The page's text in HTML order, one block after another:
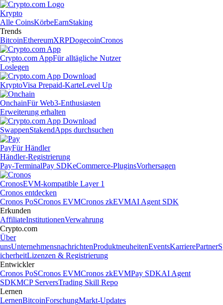
Krypto
Alle CoinsKörbeEarnStaking
Trends
BitcoinEthereumXRPDogecoinCronos
Crypto.com AppFür alltägliche Nutzer
Loslegen
KryptoVisa Prepaid-KarteLevel Up
OnchainFür Web3-Enthusiasten
Erweiterung erhalten
SwappenStakendApps durchsuchen
PayFür Händler
Händler-Registrierung
Pay-TerminalPay SDKeCommerce-PluginsVorhersagen
CronosEVM-kompatible Layer 1
Cronos entdecken
Cronos PoSCronos EVMCronos zkEVMAI Agent SDK
Erkunden
AffiliateInstitutionenVerwahrung
Crypto.com
Über
unsUnternehmensnachrichtenProduktneuheitenEventsKarrierePartnerS
icherheitLizenzen & Registrierung
Entwickler
Cronos PoSCronos EVMCronos zkEVMPay SDKAI Agent
SDKMCP ServersTrading Skill Repo
Lernen
LernenBitcoinForschungMarkt-Updates